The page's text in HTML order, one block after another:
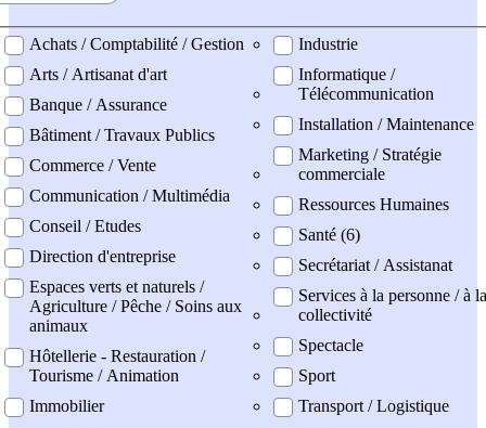
professionel
Achats / Comptabilité / Gestion
Arts / Artisanat d'art
Banque / Assurance
Bâtiment / Travaux Publics
Commerce / Vente
Communication / Multimédia
Conseil / Etudes
Direction d'entreprise
Espaces verts et naturels /
Agriculture / Pêche / Soins aux
animaux
Hôtellerie - Restauration /
Tourisme / Animation
Immobilier
Industrie
Informatique /
Télécommunication
Installation / Maintenance
Marketing / Stratégie
commerciale
Ressources Humaines
Santé (6)
Secrétariat / Assistanat
Services à la personne / à la
collectivité
Spectacle
Sport
Transport / Logistique